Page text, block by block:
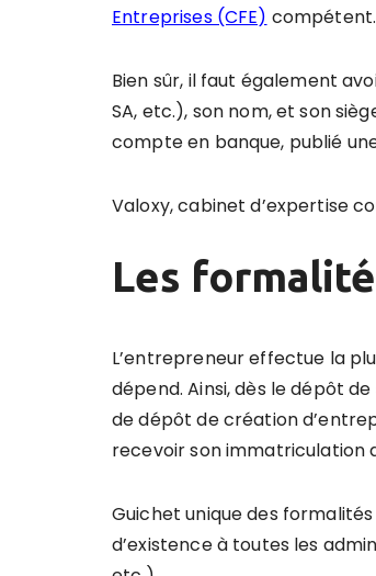
Entreprises (CFE) compétent.
Bien sûr, il faut également
SA, etc.), son nom, et son
compte en banque, publié
Valoxy, cabinet d’expertise
Les
L’entrepreneur effectue la
dépend. Ainsi, dès le dépôt
de dépôt de création
recevoir son immatriculation
Guichet unique des
d’existence à toutes les